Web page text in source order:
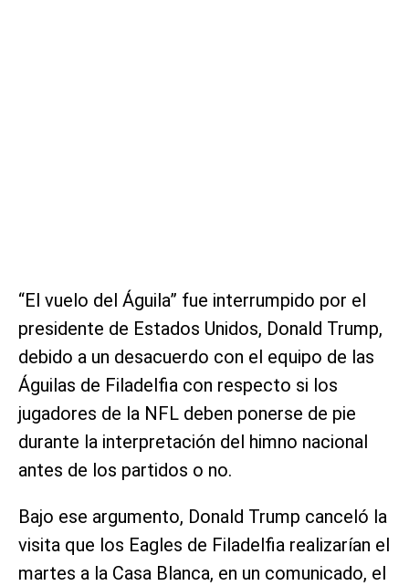
“El vuelo del Águila” fue interrumpido por el
presidente de Estados Unidos, Donald Trump,
debido a un desacuerdo con el equipo de las
Águilas de Filadelfia con respecto si los
jugadores de la NFL deben ponerse de pie
durante la interpretación del himno nacional
antes de los partidos o no.
Bajo ese argumento, Donald Trump canceló la
visita que los Eagles de Filadelfia realizarían el
martes a la Casa Blanca, en un comunicado, el